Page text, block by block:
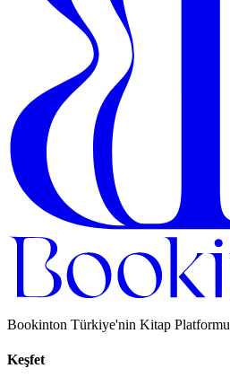
Bookinton Türkiye'nin Kitap Platformu
Keşfet